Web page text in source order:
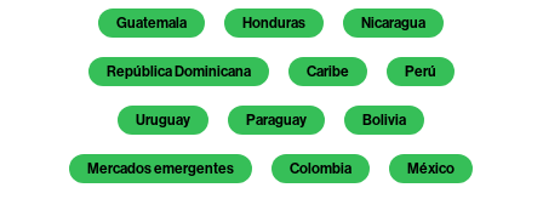
Guatemala Honduras Nicaragua
República Dominicana Caribe Perú
Uruguay Paraguay Bolivia
Mercados emergentes Colombia México